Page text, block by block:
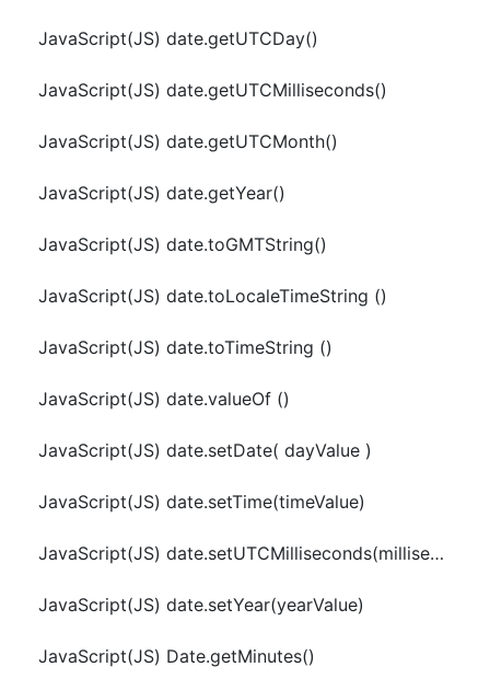
JavaScript(JS) date.getUTCDay()
JavaScript(JS) date.getUTCMilliseconds()
JavaScript(JS) date.getUTCMonth()
JavaScript(JS) date.getYear()
JavaScript(JS) date.toGMTString()
JavaScript(JS) date.toLocaleTimeString ()
JavaScript(JS) date.toTimeString ()
JavaScript(JS) date.valueOf ()
JavaScript(JS) date.setDate( dayValue )
JavaScript(JS) date.setTime(timeValue)
JavaScript(JS) date.setUTCMilliseconds(millisecondsValue)
JavaScript(JS) date.setYear(yearValue)
JavaScript(JS) Date.getMinutes()